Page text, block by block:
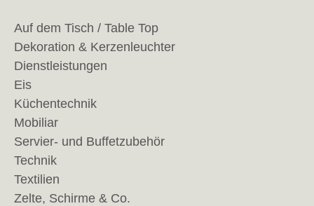
Auf dem Tisch / Table Top
Dekoration & Kerzenleuchter
Dienstleistungen
Eis
Küchentechnik
Mobiliar
Servier- und Buffetzubehör
Technik
Textilien
Zelte, Schirme & Co.